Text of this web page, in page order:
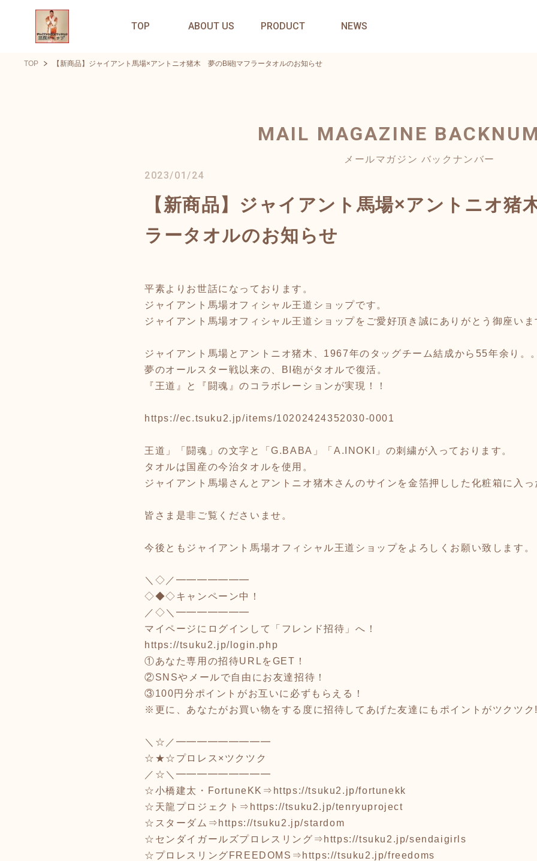
TOP ABOUT US PRODUCT NEWS
TOP 【新商品】ジャイアント馬場×アントニオ猪木 夢のBI砲マフラータオルのお知らせ
MAIL MAGAZINE
メールマガジン バックナンバー
2023/01/24
【新商品】ジャイアント馬場×アントニオ
ラータオルのお知らせ
平素よりお世話になっております。
ジャイアント馬場オフィシャル王道ショップです。
ジャイアント馬場オフィシャル王道ショップをご愛好頂き誠にありがとう御座いま
ジャイアント馬場とアントニオ猪木、1967年のタッグチーム結成から55年余り。
夢のオールスター戦以来の、BI砲がタオルで復活。
『王道』と『闘魂』のコラボレーションが実現！！
https://ec.tsuku2.jp/items/10202424352030-0001
王道」「闘魂」の文字と「G.BABA」「A.INOKI」の刺繍が入っております。
タオルは国産の今治タオルを使用。
ジャイアント馬場さんとアントニオ猪木さんのサインを金箔押しした化粧箱に入
皆さま是非ご覧くださいませ。
今後ともジャイアント馬場オフィシャル王道ショップをよろしくお願い致します。
＼◇／━━━━━━━
◇◆◇キャンペーン中！
／◇＼━━━━━━━
マイページにログインして「フレンド招待」へ！
https://tsuku2.jp/login.php
①あなた専用の招待URLをGET！
②SNSやメールで自由にお友達招待！
③100円分ポイントがお互いに必ずもらえる！
※更に、あなたがお買い物をする度に招待してあげた友達にもポイントがツクツ
＼☆／━━━━━━━━━
☆★☆プロレス×ツクツク
／☆＼━━━━━━━━━
☆小橋建太・FortuneKK⇒ https://tsuku2.jp/fortunekk
☆天龍プロジェクト⇒ https://tsuku2.jp/tenryuproject
☆スターダム⇒ https://tsuku2.jp/stardom
☆センダイガールズプロレスリング⇒ https://tsuku2.jp/sendaigirls
☆プロレスリングFREEDOMS⇒ https://tsuku2.jp/freedoms